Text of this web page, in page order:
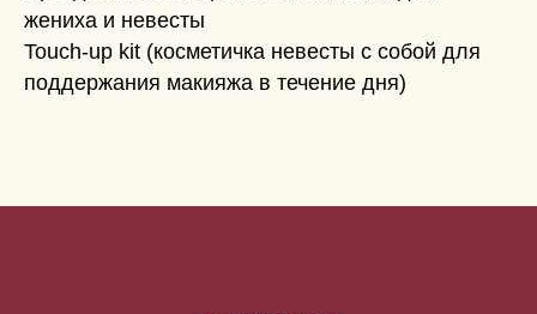
жениха и невесты
Touch-up kit (косметичка невесты с собой для
поддержания макияжа в течение дня)